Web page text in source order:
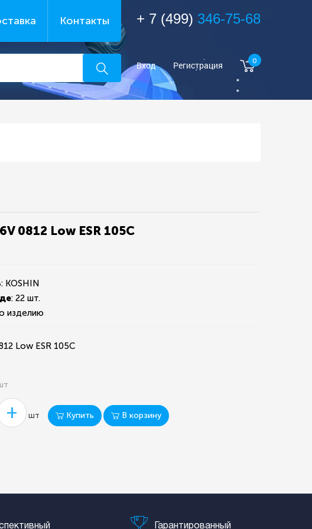
Контакты + 7 (499) 346-75-68
Вход Регистрация 0
0812 Low ESR 105C
: KOSHIN
:22 шт.
изделию
Low ESR 105C
+ шт Купить В корзину
Гарантированный